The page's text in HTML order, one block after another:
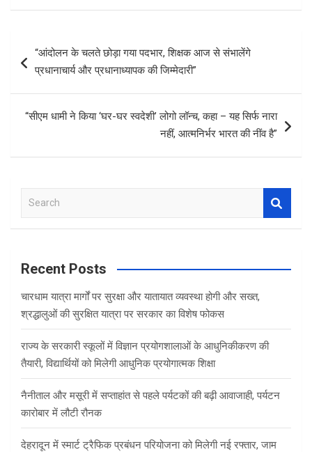
ce
b
o
k
tt at
s
A
p
ar
e
navigation
“आंदोलन के चलते छोड़ा गया पदभार, शिक्षक आज से संभालेंगे
प्रधानाचार्य और प्रधानाध्यापक की जिम्मेदारी”
“सीएम धामी ने किया ‘घर-घर स्वदेशी’ लोगो लॉन्च, कहा – यह सिर्फ नारा
नहीं, आत्मनिर्भर भारत की नींव है”
a
c
Recent Posts
चारधाम यात्रा मार्गों पर सुरक्षा और यातायात व्यवस्था होगी और सख्त,
श्रद्धालुओं की सुरक्षित यात्रा पर सरकार का विशेष फोकस
राज्य के सरकारी स्कूलों में विज्ञान प्रयोगशालाओं के आधुनिकीकरण की
तैयारी, विद्यार्थियों को मिलेगी आधुनिक प्रयोगात्मक शिक्षा
नैनीताल और मसूरी में सप्ताहांत से पहले पर्यटकों की बढ़ी आवाजाही, पर्यटन
कारोबार में लौटी रौनक
देहरादून में स्मार्ट ट्रैफिक प्रबंधन परियोजना को मिलेगी नई रफ्तार, जाम